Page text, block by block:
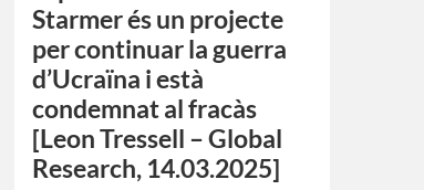
Starmer és un projecte
per continuar la guerra
d’Ucraïna i està
condemnat al fracàs
[Leon Tressell – Global
Research, 14.03.2025]